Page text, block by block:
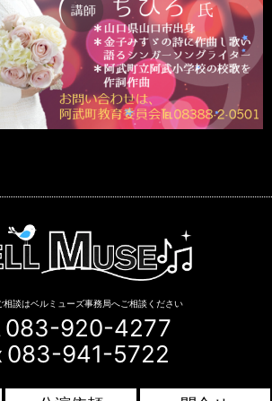
相談はベルミューズ事務局へご相談ください
083-920-4277
083-941-5722
© BELL MUSE. All Rights Reserved.